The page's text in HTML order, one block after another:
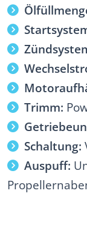
Trimm:
Schaltung:
Auspuff: